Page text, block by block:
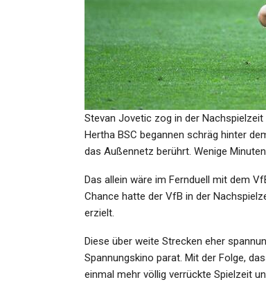
Stevan Jovetic zog in der
Hertha BSC begannen schräg hinter
das Außennetz berührt. Wenige
Das allein wäre im Fernduell mit dem
Chance hatte der VfB in der
erzielt.
Diese über weite Strecken eher
Spannungskino parat. Mit der Folge,
einmal mehr völlig verrückte Spielzeit
GESUNDHEIT
Eurovision Song
Wien Und Innsbruck
Jul 1, 2025
FC Bayern Gerät
Nahost-Fronten: